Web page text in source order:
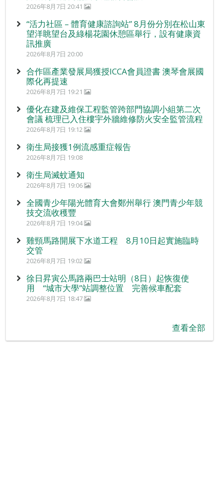
2026年8月7日 20:41
“活力社區 – 體育健康諮詢站” 8月份分別在松山東
望洋眺望台及綠楊花園休憩區舉行，設有健康資
訊推廣
2026年8月7日 20:00
合作區產業發展局獲授ICCA會員證書 澳琴會展國
際化再提速
2026年8月7日 19:21
優化在建及維保工程監管跨部門協調小組第二次
會議 梳理已入住樓宇外牆維修防火安全監管流程
2026年8月7日 19:12
衛生局接獲1例流感重症報告
2026年8月7日 19:08
衛生局滅蚊通知
2026年8月7日 19:06
全國青少年陽光體育大會鄭州舉行 澳門青少年競
技交流收穫豐
2026年8月7日 19:04
雞頸馬路開展下水道工程 8月10日起實施臨時
交管
2026年8月7日 19:02
徐日昇寅公馬路兩巴士站明（8日）起恢復使
用 “城市大學”站調整位置 完善候車配套
2026年8月7日 18:47
查看全部